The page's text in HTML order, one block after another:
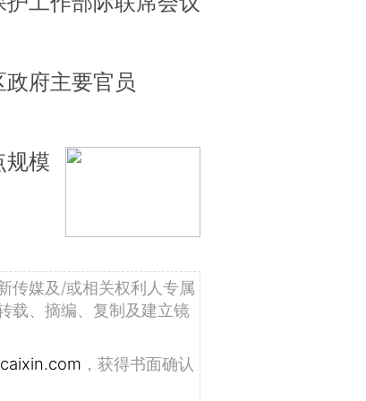
府主要官员
规模
传媒及/或相关权利人专属
载、摘编、复制及建立镜
，获得书面确认